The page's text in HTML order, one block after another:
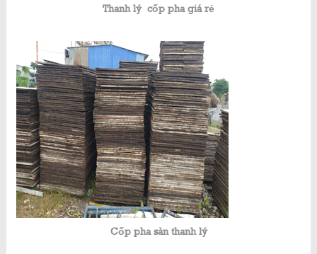
Thanh lý cốp pha giá rẻ
Cốp pha sàn thanh lý